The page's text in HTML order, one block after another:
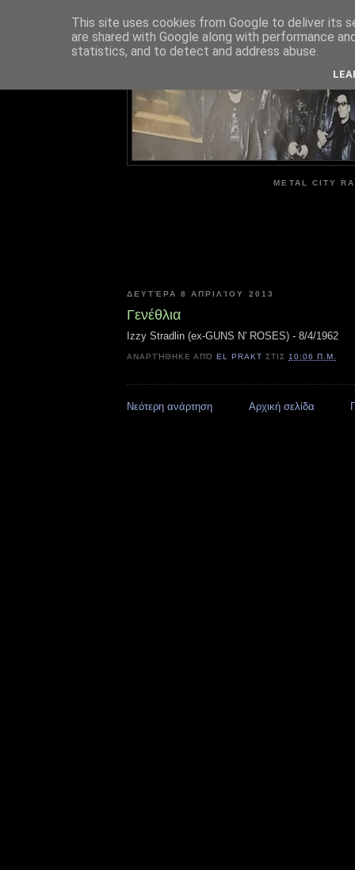
METAL CITY
ΔΕΥΤΈΡΑ 8 ΑΠΡΙΛΊΟΥ 2013
Γενέθλια
Izzy Stradlin (ex-GUNS N' ROSES) - 8/4/1962
ΑΝΑΡΤΉΘΗΚΕ ΑΠΌEL PRAKT ΣΤΙΣ10:06 Π.Μ.
Νεότερη ανάρτηση Αρχική σελίδα
This site uses cookies from Google to deliver its
are shared with Google along with performance
statistics, and to detect and address abuse.